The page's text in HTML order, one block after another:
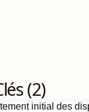
(2)
initial des